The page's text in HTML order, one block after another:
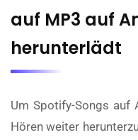
auf MP3 auf
herunterlädt
Um Spotify-Songs auf
Hören weiter